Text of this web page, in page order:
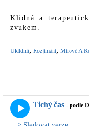
Klidná a
zvukem.
Uklidnit, Rozjímání, Mírové A
Tichý čas - podle